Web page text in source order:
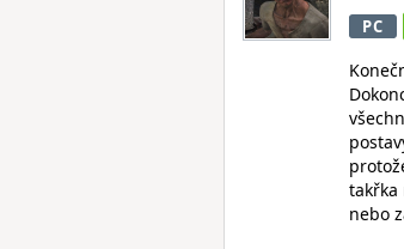
PC
takřka
nebo